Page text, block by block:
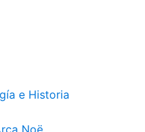
e Historia
Noë